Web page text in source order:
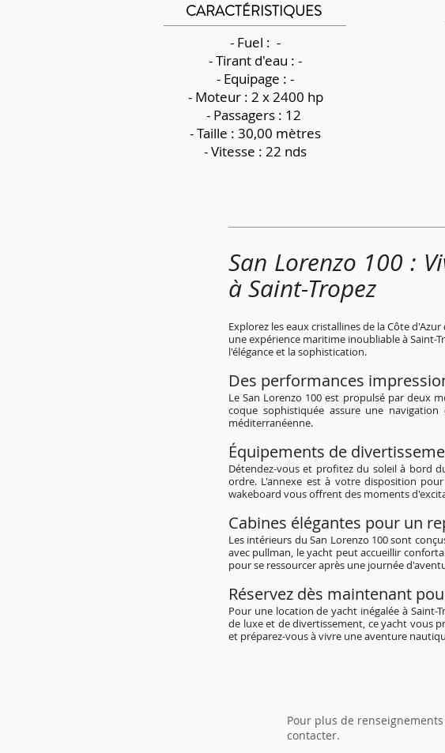
CARACTÉRISTIQUES
- Fuel : -
-Tirant d'eau : -
- Equipage : -
- Moteur : 2 x 2400 hp
- Passagers : 12
- Taille : 30,00 mètres
- Vitesse : 22 nds
San Lorenzo 100 :
à Saint-Tropez
Explorez les eaux cristallines de la Côte
une expérience maritime inoubliable à Saint-
l'élégance et la sophistication.
Des performances
Le San Lorenzo 100 est propulsé par deux
coque sophistiquée assure une
méditerranéenne.
Équipements de
Détendez-vous et profitez du soleil à bord
ordre. L'annexe est à votre disposition
wakeboard vous offrent des moments
Cabines élégantes pour un
Les intérieurs du San Lorenzo 100 sont
avec pullman, le yacht peut accueillir
pour se ressourcer après une journée
Réservez dès maintenant
Pour une location de yacht inégalée à Saint-
de luxe et de divertissement, ce yacht vous
et préparez-vous à vivre une aventure
Pour plus de
contacter.